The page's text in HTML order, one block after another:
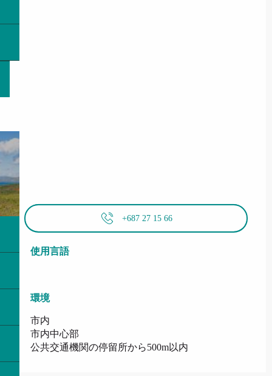
+687 27 15 66
使用言語
使用言語
環境
環境
市内
市内中心部
公共交通機関の停留所から500m以内